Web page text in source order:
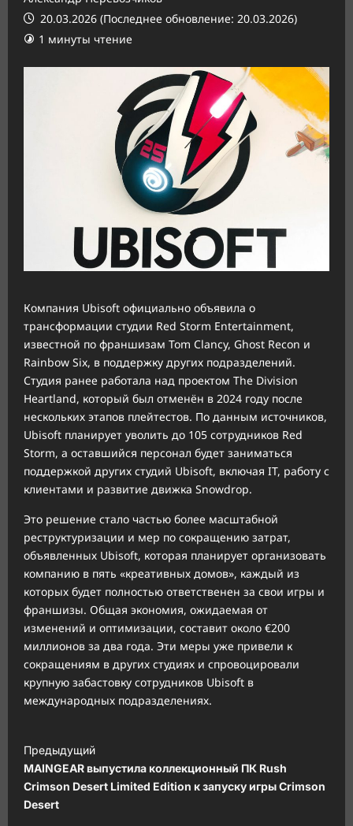
20.03.2026 (Последнее обновление: 20.03.2026)
1 минуты чтение
Компания Ubisoft официально объявила о
трансформации студии Red Storm Entertainment,
известной по франшизам Tom Clancy, Ghost Recon и
Rainbow Six, в поддержку других подразделений.
Студия ранее работала над проектом The Division
Heartland, который был отменён в 2024 году после
нескольких этапов плейтестов. По данным источников,
Ubisoft планирует уволить до 105 сотрудников Red
Storm, а оставшийся персонал будет заниматься
поддержкой других студий Ubisoft, включая IT, работу с
клиентами и развитие движка Snowdrop.
Это решение стало частью более масштабной
реструктуризации и мер по сокращению затрат,
объявленных Ubisoft, которая планирует организовать
компанию в пять «креативных домов», каждый из
которых будет полностью ответственен за свои игры и
франшизы. Общая экономия, ожидаемая от
изменений и оптимизации, составит около €200
миллионов за два года. Эти меры уже привели к
сокращениям в других студиях и спровоцировали
крупную забастовку сотрудников Ubisoft в
международных подразделениях.
а
в
и
Предыдущий
MAINGEAR выпустила коллекционный ПК Rush
Crimson Desert Limited Edition к запуску игры Crimson
Desert